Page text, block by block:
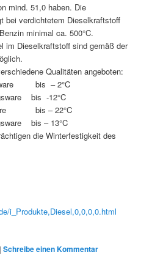
mind. 51,0 haben. Die
bei verdichtetem Dieselkraftstoff
minimal ca. 500°C.
im Dieselkraftstoff sind gemäß der
Qualitäten angeboten:
bis – 2°C
bis -12°C
bis – 22°C
bis – 13°C
die Winterfestigkeit des
i_Produkte,Diesel,0,0,0,0.html
|Schreibe einen Kommentar